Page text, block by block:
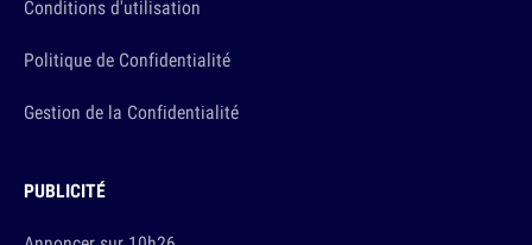
Conditions d'utilisation
Politique de Confidentialité
Gestion de la Confidentialité
PUBLICITÉ